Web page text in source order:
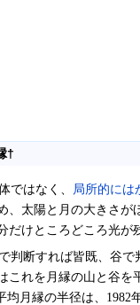
†
ではなく、 局所的には
、太陽と月の大きさが
だけところどころ光が
判断すれば皆既、谷で
これを月縁の山と谷を
均月縁の半径は、1982